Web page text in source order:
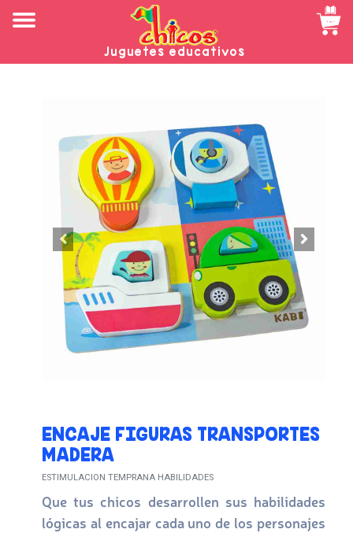
Juguetes educativos
ENCAJE FIGURAS TRANSPORTES
MADERA
ESTIMULACION TEMPRANA HABILIDADES
Que tus chicos desarrollen sus habilidades
lógicas al encajar cada uno de los personajes